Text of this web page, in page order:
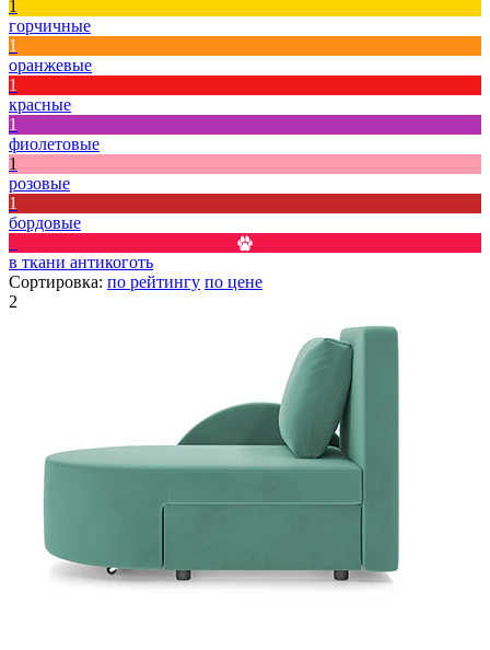
1
горчичные
1
оранжевые
1
красные
1
фиолетовые
1
розовые
1
бордовые
в ткани антикоготь
Сортировка: по рейтингу по цене
2